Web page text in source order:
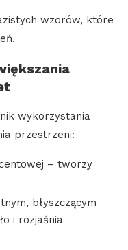
wzorów, które
wykorzystania
przestrzeni:
– tworzy
błyszczącym
i rozjaśnia